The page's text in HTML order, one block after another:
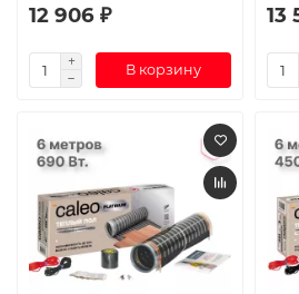
12 906 ₽
В корзину
13